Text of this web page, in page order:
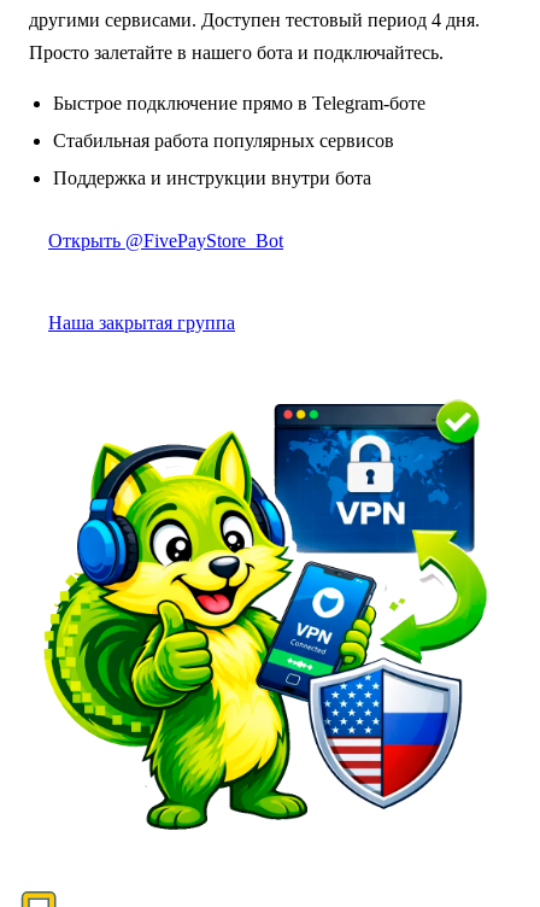
другими сервисами. Доступен тестовый период 4 дня.
Просто залетайте в нашего бота и подключайтесь.
Быстрое подключение прямо в Telegram-боте
Стабильная работа популярных сервисов
Поддержка и инструкции внутри бота
Открыть @FivePayStore_Bot
Наша закрытая группа